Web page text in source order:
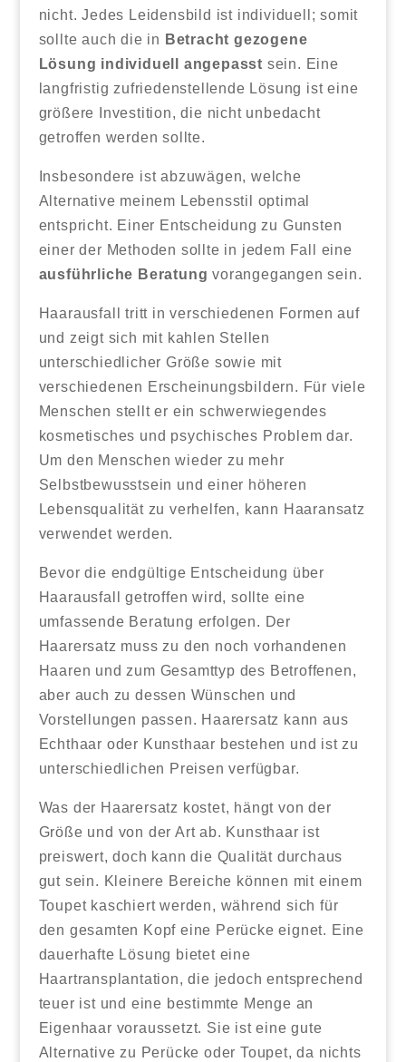
nicht. Jedes Leidensbild ist individuell; somit
sollte auch die in Betracht gezogene
Lösung individuell angepasst sein. Eine
langfristig zufriedenstellende Lösung ist eine
größere Investition, die nicht unbedacht
getroffen werden sollte.
Insbesondere ist abzuwägen, welche
Alternative meinem Lebensstil optimal
entspricht. Einer Entscheidung zu Gunsten
einer der Methoden sollte in jedem Fall eine
ausführliche Beratung vorangegangen sein.
Haarausfall tritt in verschiedenen Formen auf
und zeigt sich mit kahlen Stellen
unterschiedlicher Größe sowie mit
verschiedenen Erscheinungsbildern. Für viele
Menschen stellt er ein schwerwiegendes
kosmetisches und psychisches Problem dar.
Um den Menschen wieder zu mehr
Selbstbewusstsein und einer höheren
Lebensqualität zu verhelfen, kann Haaransatz
verwendet werden.
Bevor die endgültige Entscheidung über
Haarausfall getroffen wird, sollte eine
umfassende Beratung erfolgen. Der
Haarersatz muss zu den noch vorhandenen
Haaren und zum Gesamttyp des Betroffenen,
aber auch zu dessen Wünschen und
Vorstellungen passen. Haarersatz kann aus
Echthaar oder Kunsthaar bestehen und ist zu
unterschiedlichen Preisen verfügbar.
Was der Haarersatz kostet, hängt von der
Größe und von der Art ab. Kunsthaar ist
preiswert, doch kann die Qualität durchaus
gut sein. Kleinere Bereiche können mit einem
Toupet kaschiert werden, während sich für
den gesamten Kopf eine Perücke eignet. Eine
dauerhafte Lösung bietet eine
Haartransplantation, die jedoch entsprechend
teuer ist und eine bestimmte Menge an
Eigenhaar voraussetzt. Sie ist eine gute
Alternative zu Perücke oder Toupet, da nichts